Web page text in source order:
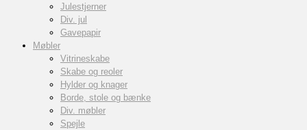
Julestjerner
Div. jul
Gavepapir
Møbler
Vitrineskabe
Skabe og reoler
Hylder og knager
Borde, stole og bænke
Div. møbler
Spejle